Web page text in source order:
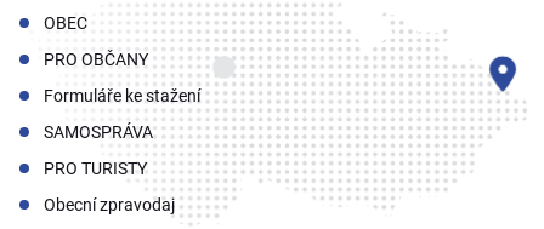
OBEC
PRO OBČANY
Formuláře ke stažení
SAMOSPRÁVA
PRO TURISTY
Obecní zpravodaj